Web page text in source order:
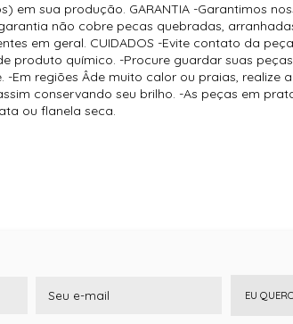
sua produção. GARANTIA -Garantimos
não cobre pecas quebradas,
em geral. CUIDADOS -Evite contato da
produto químico. -Procure guardar suas peças
regiões Âde muito calor ou praias, realize
conservando seu brilho. -As peças em
ou flanela seca.
EU